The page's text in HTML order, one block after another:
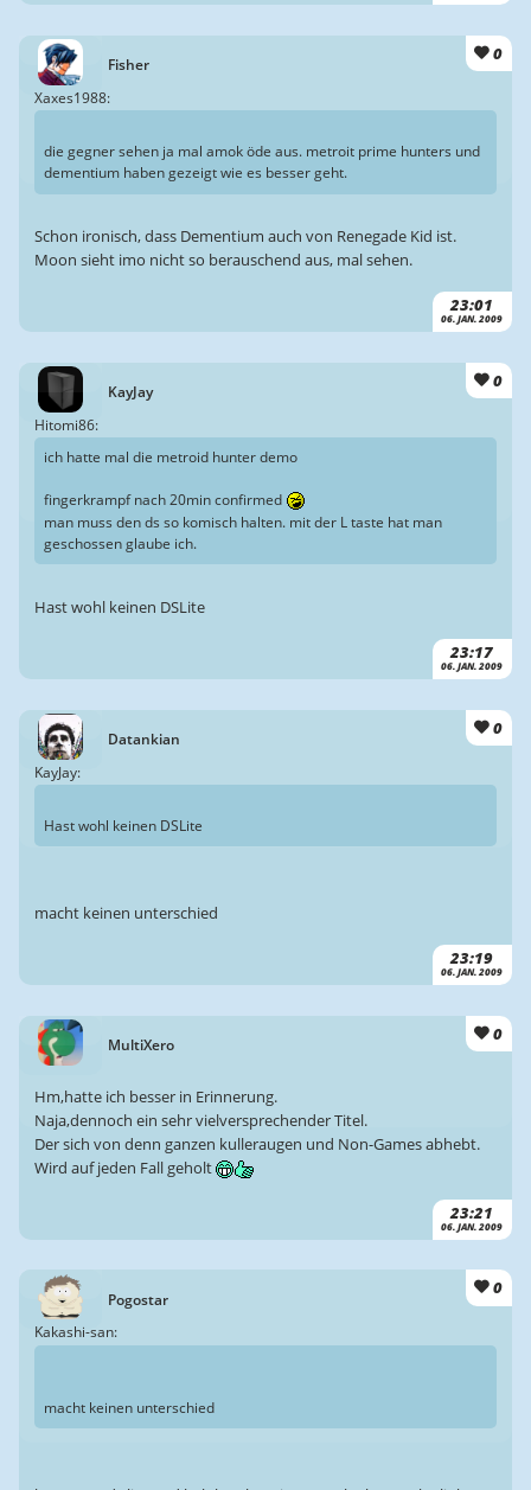
Fisher
0
23:01
06. JAN. 2009
Xaxes1988:
die gegner sehen ja mal amok öde aus. metroit prime hunters und
dementium haben gezeigt wie es besser geht.
Schon ironisch, dass Dementium auch von Renegade Kid ist.
Moon sieht imo nicht so berauschend aus, mal sehen.
KayJay
0
23:17
06. JAN. 2009
Hitomi86:
ich hatte mal die metroid hunter demo
fingerkrampf nach 20min confirmed
man muss den ds so komisch halten. mit der L taste hat man
geschossen glaube ich.
Hast wohl keinen DSLite
Datankian
0
23:19
06. JAN. 2009
KayJay:
Hast wohl keinen DSLite
macht keinen unterschied
MultiXero
0
23:21
06. JAN. 2009
Hm,hatte ich besser in Erinnerung.
Naja,dennoch ein sehr vielversprechender Titel.
Der sich von denn ganzen kulleraugen und Non-Games abhebt.
Wird auf jeden Fall geholt
Pogostar
0
Kakashi-san:
macht keinen unterschied